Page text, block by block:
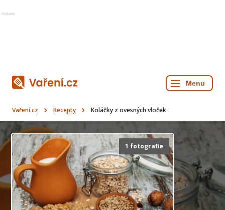
Reklama
Vaření.cz Recepty Koláčky z ovesných vloček
1 fotografie